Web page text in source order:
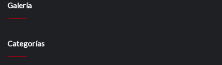
Galería
Categorías